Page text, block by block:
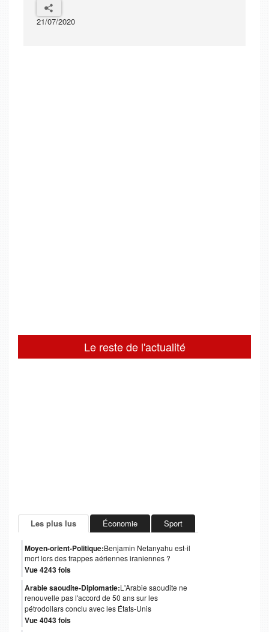
21/07/2020
Le reste de l'actualité
Les plus lus Économie Sport
Moyen-orient-Politique:Benjamin Netanyahu est-il
mort lors des frappes aériennes iraniennes ?
Vue 4243 fois
Arabie saoudite-Diplomatie:L'Arabie saoudite ne
renouvelle pas l'accord de 50 ans sur les
pétrodollars conclu avec les États-Unis
Vue 4043 fois